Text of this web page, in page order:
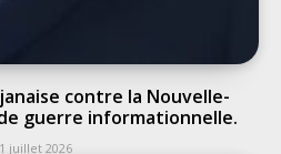
contre la Nouvelle-
guerre informationnelle.
juillet 2026